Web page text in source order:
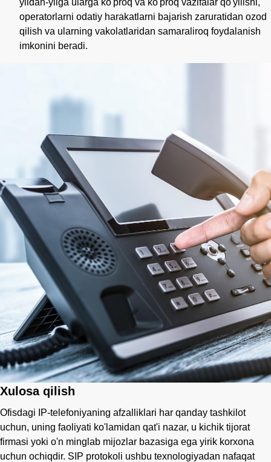
operatorlarni odatiy harakatlarni bajarish zaruratidan ozod
qilish va ularning vakolatlaridan samaraliroq foydalanish
imkonini beradi.
Xulosa qilish
Ofisdagi IP-telefoniyaning afzalliklari har qanday tashkilot
uchun, uning faoliyati ko'lamidan qat'i nazar, u kichik tijorat
firmasi yoki o'n minglab mijozlar bazasiga ega yirik korxona
uchun ochiqdir. SIP protokoli ushbu texnologiyadan nafaqat